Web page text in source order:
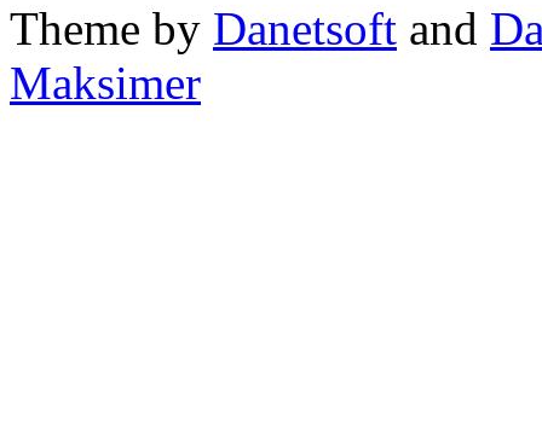
Theme by Danetsoft and
Maksimer